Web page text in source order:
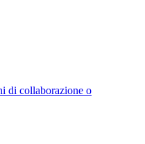
di collaborazione o